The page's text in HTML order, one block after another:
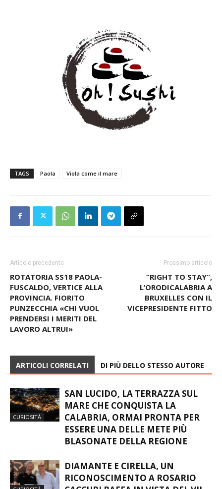
TAGS Paola Viola come il mare
Articolo precedente
ROTATORIA SS18 PAOLA-
FUSCALDO, VERTICE ALLA
PROVINCIA. FIORITO
PUNZECCHIA «CHI VUOL
PRENDERSI I MERITI DEL
LAVORO ALTRUI»
Prossimo articolo
“RIGHT TO STAY”,
L’ORODICALABRIA A
BRUXELLES CON IL
VICEPRESIDENTE FITTO
ARTICOLI CORRELATI DI PIÙ DELLO STESSO AUTORE
CURIOSITÀ
SAN LUCIDO, LA TERRAZZA SUL
MARE CHE CONQUISTA LA
CALABRIA, ORMAI PRONTA PER
ESSERE UNA DELLE METE PIÙ
BLASONATE DELLA REGIONE
DIAMANTE E CIRELLA, UN
RICONOSCIMENTO A ROSARIO